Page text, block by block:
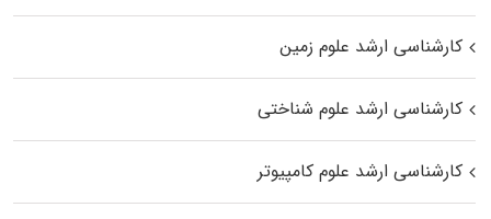
کارشناسی ارشد علوم زمین
کارشناسی ارشد علوم شناختی
کارشناسی ارشد علوم کامپیوتر